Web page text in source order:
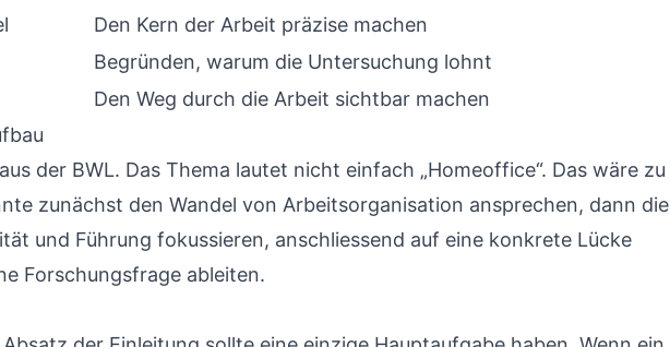
Den Kern der Arbeit präzise machen
Begründen, warum die Untersuchung lohnt
Den Weg durch die Arbeit sichtbar machen
der BWL. Das Thema lautet nicht einfach „Homeoffice“. Das wäre zu
zunächst den Wandel von Arbeitsorganisation ansprechen, dann die
und Führung fokussieren, anschliessend auf eine konkrete Lücke
Forschungsfrage ableiten.